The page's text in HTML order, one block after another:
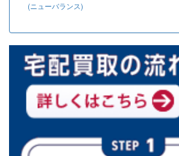
(ニューバランス)